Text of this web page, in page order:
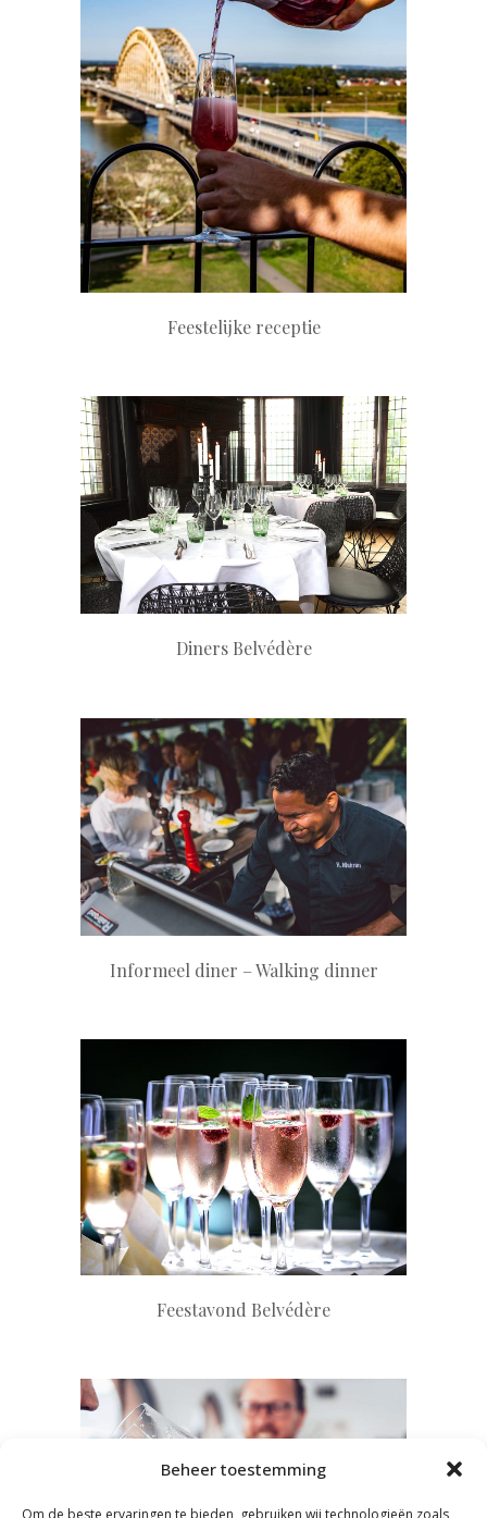
Beheer toestemming
Om de beste ervaringen te bieden, gebruiken wij technologieën zoals
+
Feestelijke receptie
+
Diners Belvédère
+
Informeel diner – Walking dinner
+
Feestavond Belvédère